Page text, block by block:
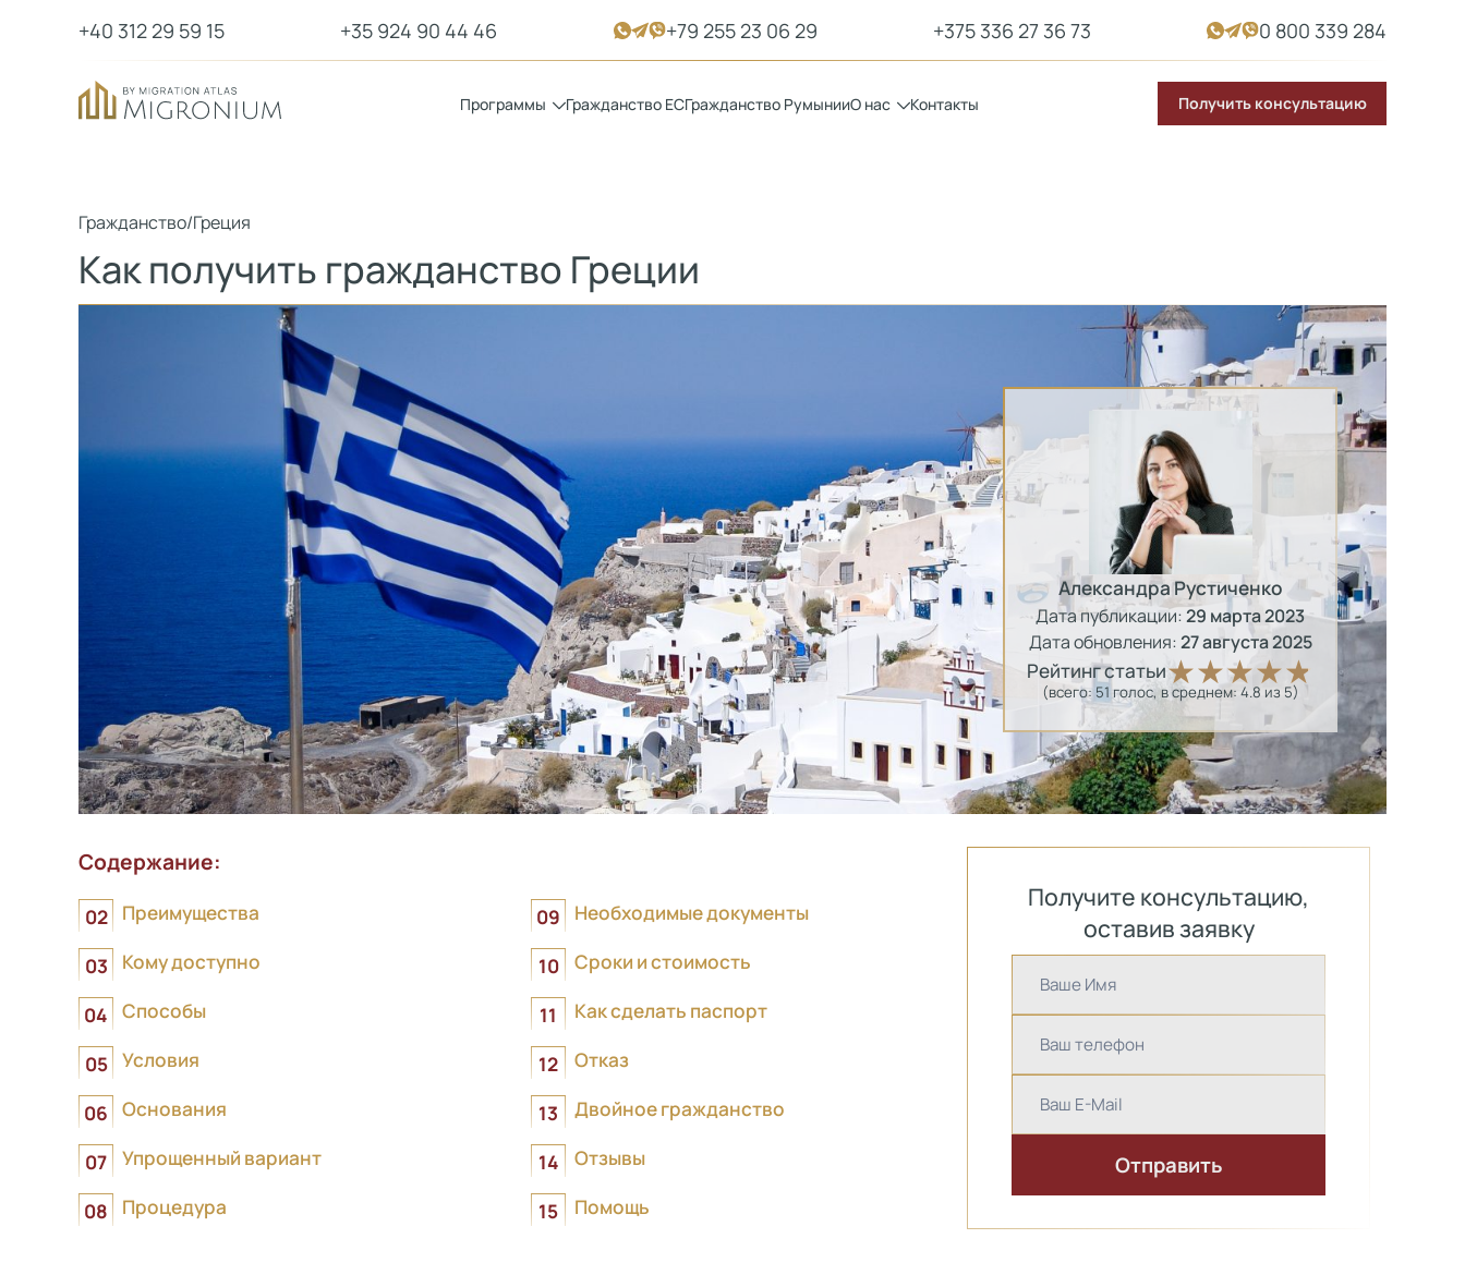
+40 312 29 59 15 +35 924 90 44 46 +79 255 23 06 29 +375 336 27 36 73 0 800 339 284
Программы Гражданство ЕСГражданство РумынииО нас Контакты Получить консультацию
Гражданство/Греция
Как получить гражданство Греции
Александра Рустиченко
Дата публикации:29 марта 2023
Дата обновления:27 августа 2025
Рейтинг статьи
(всего: 51 голос, в среднем: 4.8 из 5)
Содержание:
Преимущества
Кому доступно
Способы
Условия
Основания
Упрощенный вариант
Процедура
Необходимые документы
Сроки и стоимость
Как сделать паспорт
Отказ
Двойное гражданство
Отзывы
Помощь
Получите консультацию,
оставив заявку